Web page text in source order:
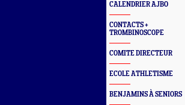
CALENDRIER AJBO
CONTACTS +
TROMBINOSCOPE
COMITE DIRECTEUR
ECOLE ATHLETISME
BENJAMINS À SENIORS